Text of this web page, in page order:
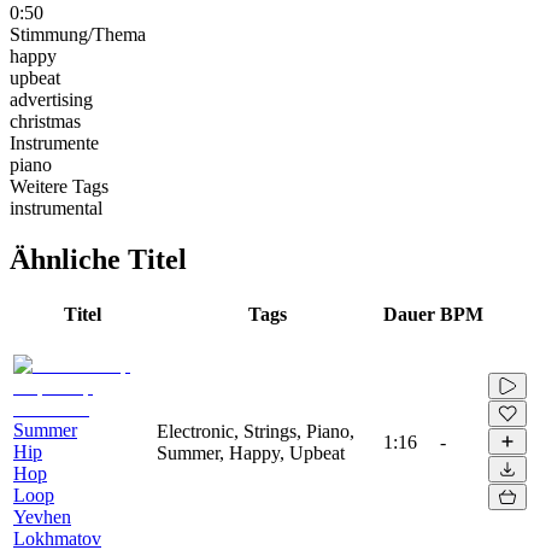
0:50
Stimmung/Thema
happy
upbeat
advertising
christmas
Instrumente
piano
Weitere Tags
instrumental
Ähnliche Titel
Titel Tags Dauer BPM
Summer
Hip
Hop
Loop
Yevhen
Lokhmatov
Electronic, Strings, Piano,
Summer, Happy, Upbeat
1:16 -